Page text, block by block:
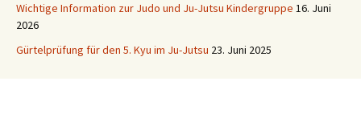
Wichtige Information zur Judo und Ju-Jutsu Kindergruppe 16. Juni
2026
Gürtelprüfung für den 5. Kyu im Ju-Jutsu 23. Juni 2025